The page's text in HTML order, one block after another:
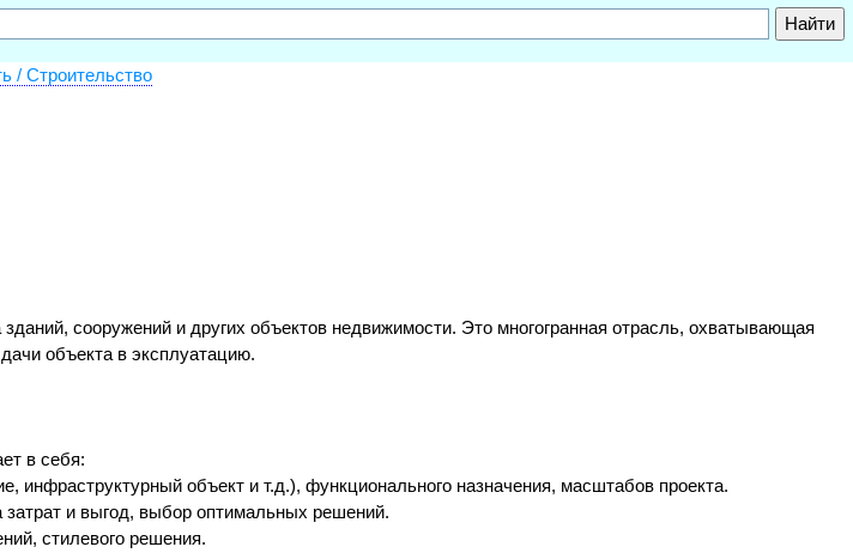
/ Строительство
сооружений и других объектов недвижимости. Это многогранная отрасль, охватывающая
объекта в эксплуатацию.
в себя:
объект и т.д.), функционального назначения, масштабов проекта.
и выгод, выбор оптимальных решений.
стилевого решения.